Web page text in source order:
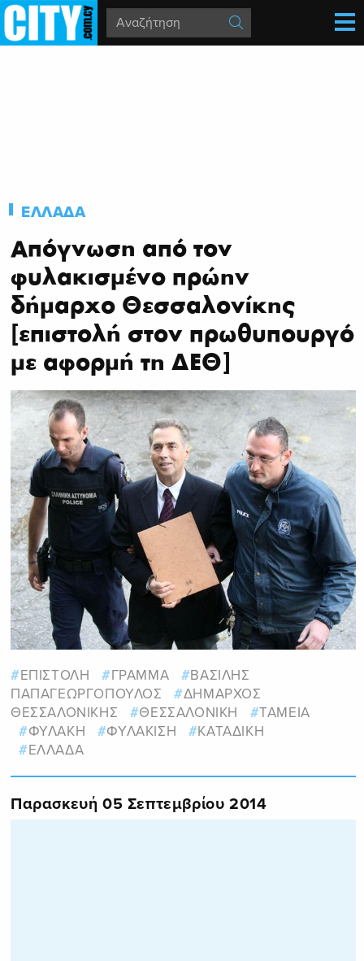
ΕΛΛΑΔΑ
Απόγνωση από τον
φυλακισμένο πρώην
δήμαρχο Θεσσαλονίκης
[επιστολή στον πρωθυπουργό
με αφορμή τη ΔΕΘ]
ΕΠΙΣΤΟΛΗ ΓΡΑΜΜΑ
ΒΑΣΙΛΗΣ
ΠΑΠΑΓΕΩΡΓΟΠΟΥΛΟΣ
ΔΗΜΑΡΧΟΣ
ΘΕΣΣΑΛΟΝΙΚΗΣ
ΘΕΣΣΑΛΟΝΙΚΗ
ΤΑΜΕΙΑ
ΦΥΛΑΚΗ
ΦΥΛΑΚΙΣΗ
ΚΑΤΑΔΙΚΗ
ΕΛΛΑΔΑ
Παρασκευή 05 Σεπτεμβρίου 2014